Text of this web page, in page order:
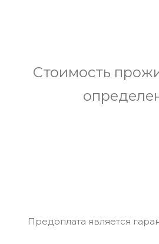
Стоимость
Предоплата является